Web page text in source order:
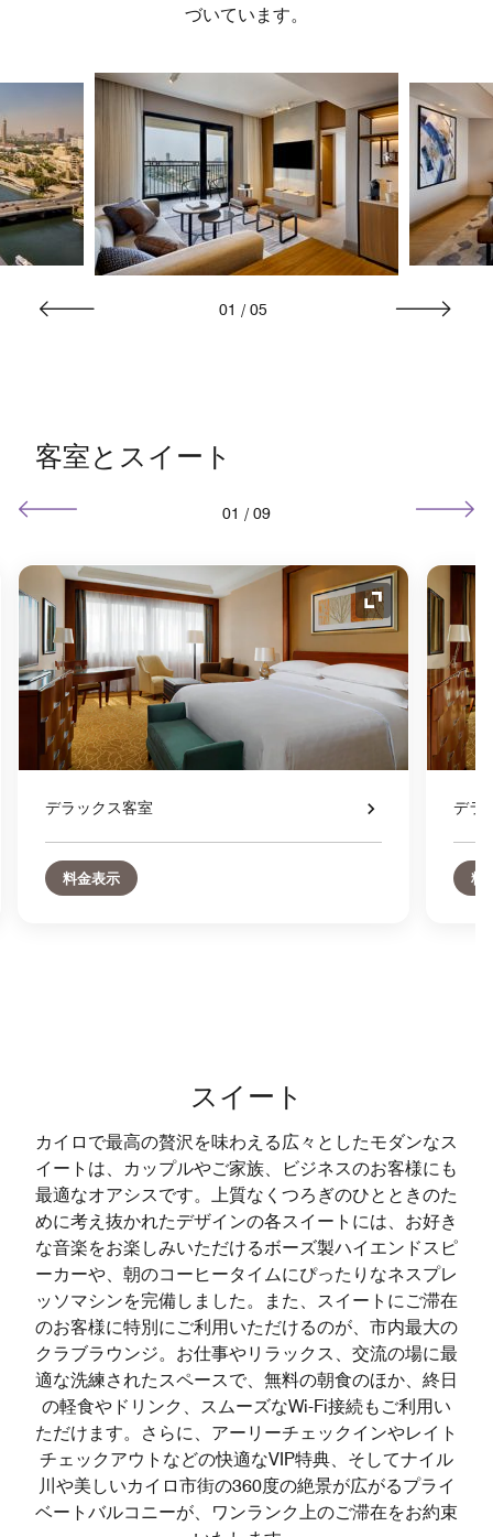
づいています。
01 / 05
客室とスイート
01 / 09
ンの拡大 アイコンの拡
デラックス客室
料金表示
デラ
料
スイート
カイロで最高の贅沢を味わえる広々としたモダンなス
イートは、カップルやご家族、ビジネスのお客様にも
最適なオアシスです。上質なくつろぎのひとときのた
めに考え抜かれたデザインの各スイートには、お好き
な音楽をお楽しみいただけるボーズ製ハイエンドスピ
ーカーや、朝のコーヒータイムにぴったりなネスプレ
ッソマシンを完備しました。また、スイートにご滞在
のお客様に特別にご利用いただけるのが、市内最大の
クラブラウンジ。お仕事やリラックス、交流の場に最
適な洗練されたスペースで、無料の朝食のほか、終日
の軽食やドリンク、スムーズなWi-Fi接続もご利用い
ただけます。さらに、アーリーチェックインやレイト
チェックアウトなどの快適なVIP特典、そしてナイル
川や美しいカイロ市街の360度の絶景が広がるプライ
ベートバルコニーが、ワンランク上のご滞在をお約束